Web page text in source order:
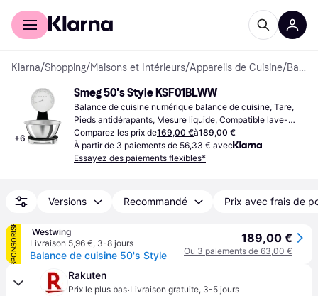
Acheter avec Klarna
Klarna/Shopping/Maisons et Intérieurs/Appareils de Cuisine/ Balances de cuisine
+6
Smeg 50's Style KSF01BLWW
Balance de cuisine numérique balance de cuisine, Tare,
Pieds antidérapants, Mesure liquide, Compatible lave-
vaisselle, Poids (max) 5kg, Autres unités de mesure:
Gramme (g), Once (oz), Millilitre (ml), Livre (lb), Once
liquide (fl.oz)
Comparez les prix de169,00 €à189,00 €
À partir de 3 paiements de 56,33 € avec
Essayez des paiements flexibles*
Versions Recommandé Prix avec frais de
SPONSORISÉ
Westwing
Livraison 5,96 €, 3-8 jours
Balance de cuisine 50's Style
189,00 €
Ou 3 paiements de 63,00 €
Rakuten
Prix le plus bas·Livraison gratuite, 3-5 jours